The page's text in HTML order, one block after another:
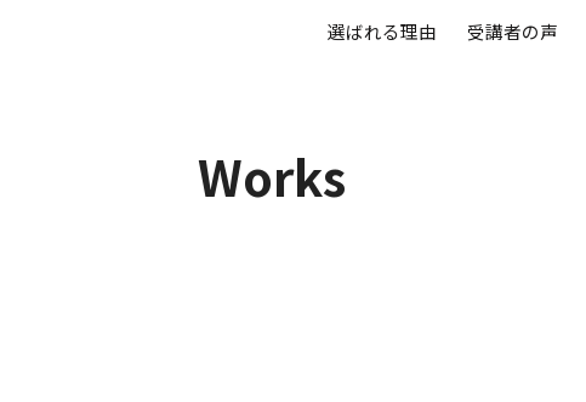
選ばれる理由 受講者の声
Works